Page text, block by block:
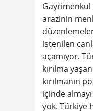
arazinin
istenilen
açamıyor.
kırılma
kırılmanın
içinde
yok. Türkiye